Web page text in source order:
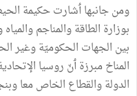
ومنجانبهاٲشارتحكيمة
بوزارة الطاقةوالمناجموالمياه
بين الجهات الحكوميّةوغير
المناخمبرزةٲنّ روسيا
الدولةوالقطاع الخاصمعا